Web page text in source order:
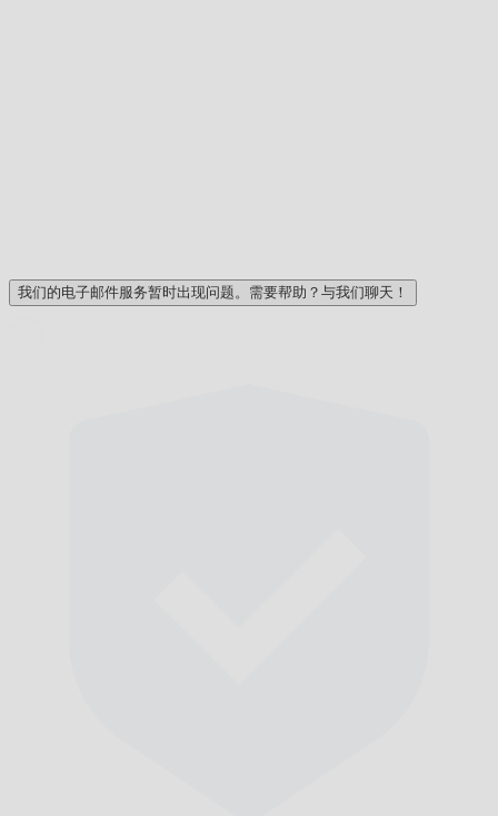
我们的电子邮件服务暂时出现问题。需要帮助？与我们聊天！